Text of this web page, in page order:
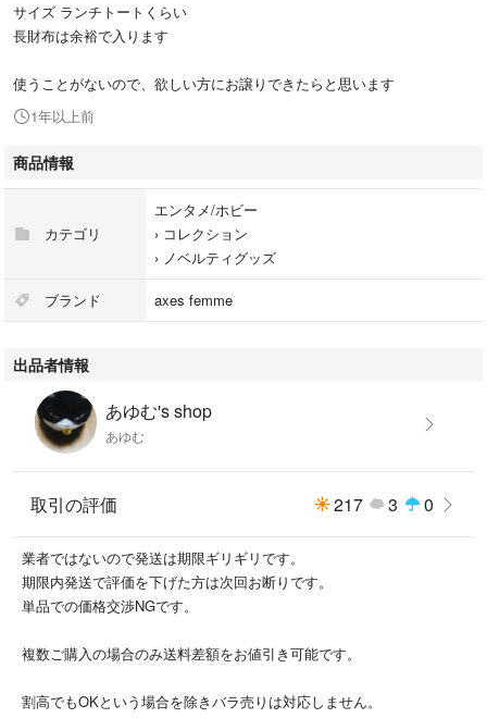
サイズ ランチトートくらい
長財布は余裕で入ります
使うことがないので、欲しい方にお譲りできたらと思います
1年以上前
商品情報
カテゴリ
エンタメ/ホビー
› コレクション
› ノベルティグッズ
ブランド axes femme
出品者情報
あゆむ's shop
あゆむ
取引の評価 217 3 0
業者ではないので発送は期限ギリギリです。
期限内発送で評価を下げた方は次回お断りです。
単品での価格交渉NGです。
複数ご購入の場合のみ送料差額をお値引き可能です。
割高でもOKという場合を除きバラ売りは対応しません。